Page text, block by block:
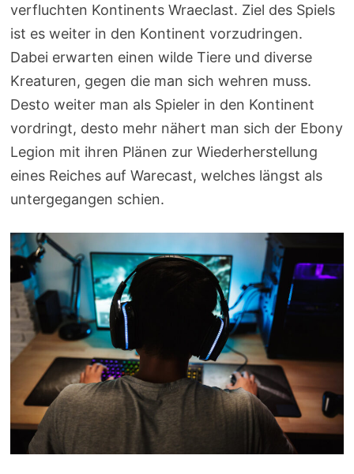
verfluchten Kontinents Wraeclast. Ziel des Spiels
ist es weiter in den Kontinent vorzudringen.
Dabei erwarten einen wilde Tiere und diverse
Kreaturen, gegen die man sich wehren muss.
Desto weiter man als Spieler in den Kontinent
vordringt, desto mehr nähert man sich der Ebony
Legion mit ihren Plänen zur Wiederherstellung
eines Reiches auf Warecast, welches längst als
untergegangen schien.